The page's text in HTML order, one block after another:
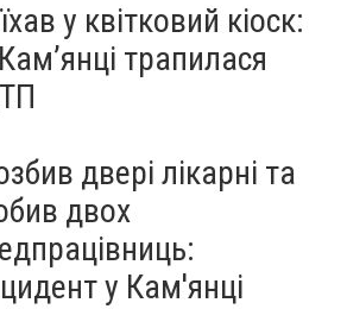
у квітковий кіоск:
трапилася
двері лікарні та
двох
у Кам'янці